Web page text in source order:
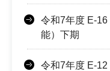
令和7年度 E-
能）下期
令和7年度 E-